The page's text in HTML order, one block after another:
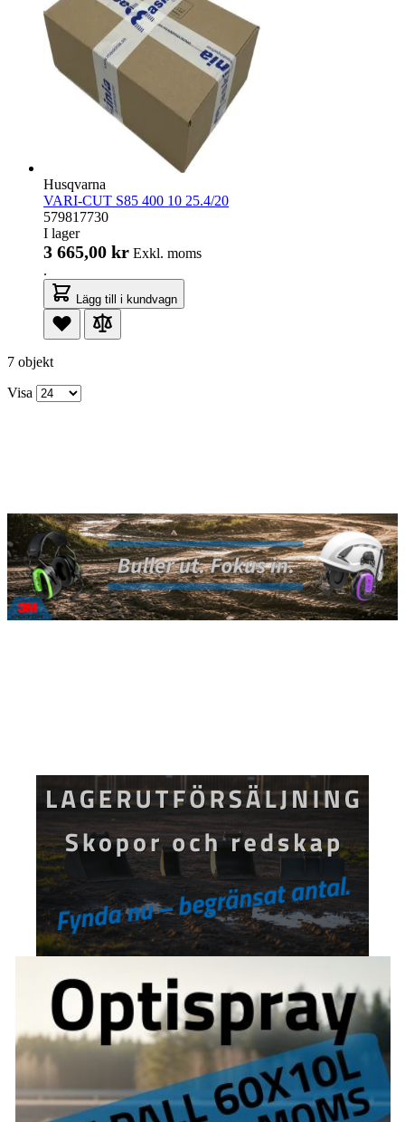
Husqvarna
VARI-CUT S85 400 10 25.4/20
579817730
I lager
3 665,00 kr Exkl. moms
.
Lägg till i kundvagn
7 objekt
Visa